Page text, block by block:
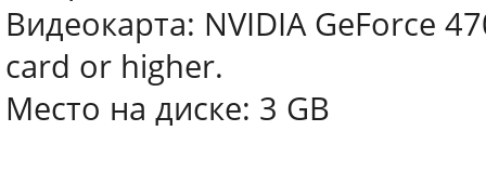
Видеокарта: NVIDIA GeForce
card or higher.
Место на диске: 3 GB